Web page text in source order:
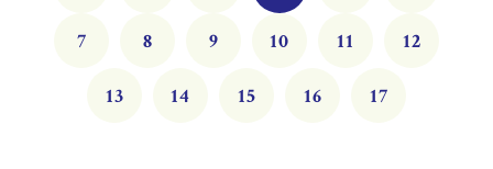
7 8 9 10 11 12
13 14 15 16 17